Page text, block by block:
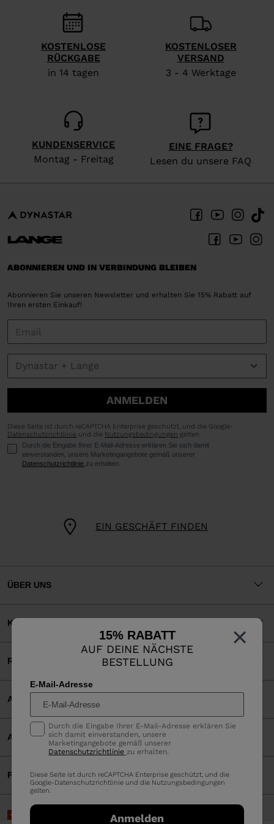
recommend
visiting
the
website
United
States.
×
15% RABATT
AUF DEINE NÄCHSTE
BESTELLUNG
E-Mail-Adresse
Durch die Eingabe Ihrer E-Mail-Adresse erklären Sie
sich damit einverstanden, unsere
Marketingangebote gemäß unserer
Datenschutzrichtlinie zu erhalten.
Diese Seite ist durch reCAPTCHA Enterprise geschützt, und die
Google-Datenschutzrichtlinie und die Nutzungsbedingungen
gelten.
Anmelden
KOSTENLOSE
RÜCKGABE
in 14 tagen
KOSTENLOSER
VERSAND
3 - 4 Werktage
KUNDENSERVICE
Montag - Freitag
EINE FRAGE?
Lesen du unsere FAQ
EIN GESCHÄFT FINDEN
ABONNIEREN UND IN VERBINDUNG BLEIBEN
Abonnieren Sie unseren Newsletter und erhalten Sie 15% Rabatt auf
Ihren ersten Einkauf!
ANMELDEN
Diese Seite ist durch reCAPTCHA Enterprise geschützt, und die Google-
Datenschutzrichtlinie und die Nutzungsbedingungen gelten.
Durch die Eingabe Ihrer E-Mail-Adresse erklären Sie sich damit
einverstanden, unsere Marketingangebote gemäß unserer
Datenschutzrichtlinie zu erhalten.
ÜBER UNS
KUNDENSERVICE
RECHTLICHES
AKZEPTIERTE ZAHLUNGEN
APP
PARTNERS